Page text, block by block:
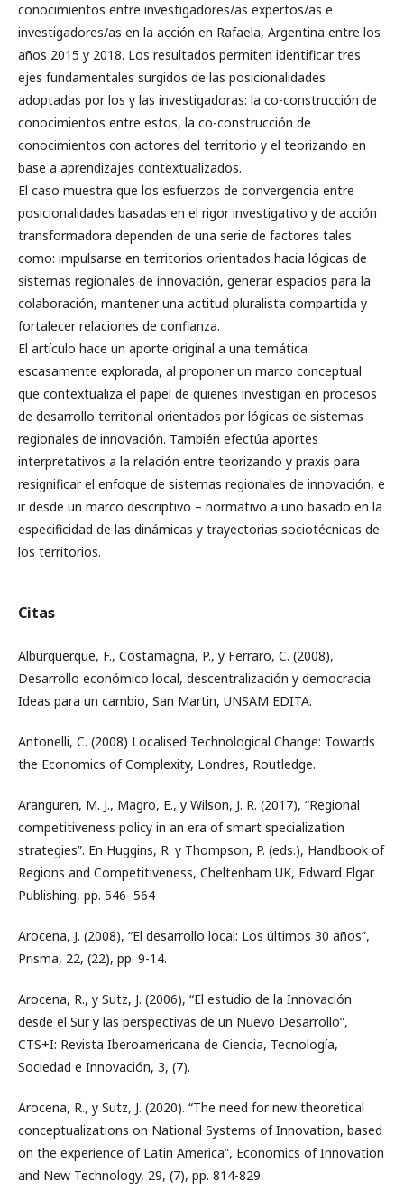
conocimientos entre investigadores/as expertos/as e
investigadores/as en la acción en Rafaela, Argentina entre los
años 2015 y 2018. Los resultados permiten identificar tres
ejes fundamentales surgidos de las posicionalidades
adoptadas por los y las investigadoras: la co-construcción de
conocimientos entre estos, la co-construcción de
conocimientos con actores del territorio y el teorizando en
base a aprendizajes contextualizados.
El caso muestra que los esfuerzos de convergencia entre
posicionalidades basadas en el rigor investigativo y de acción
transformadora dependen de una serie de factores tales
como: impulsarse en territorios orientados hacia lógicas de
sistemas regionales de innovación, generar espacios para la
colaboración, mantener una actitud pluralista compartida y
fortalecer relaciones de confianza.
El artículo hace un aporte original a una temática
escasamente explorada, al proponer un marco conceptual
que contextualiza el papel de quienes investigan en procesos
de desarrollo territorial orientados por lógicas de sistemas
regionales de innovación. También efectúa aportes
interpretativos a la relación entre teorizando y praxis para
resignificar el enfoque de sistemas regionales de innovación, e
ir desde un marco descriptivo – normativo a uno basado en la
especificidad de las dinámicas y trayectorias sociotécnicas de
los territorios.
Citas
Alburquerque, F., Costamagna, P., y Ferraro, C. (2008),
Desarrollo económico local, descentralización y democracia.
Ideas para un cambio, San Martin, UNSAM EDITA.
Antonelli, C. (2008) Localised Technological Change: Towards
the Economics of Complexity, Londres, Routledge.
Aranguren, M. J., Magro, E., y Wilson, J. R. (2017), “Regional
competitiveness policy in an era of smart specialization
strategies”. En Huggins, R. y Thompson, P. (eds.), Handbook of
Regions and Competitiveness, Cheltenham UK, Edward Elgar
Publishing, pp. 546–564
Arocena, J. (2008), “El desarrollo local: Los últimos 30 años”,
Prisma, 22, (22), pp. 9-14.
Arocena, R., y Sutz, J. (2006), “El estudio de la Innovación
desde el Sur y las perspectivas de un Nuevo Desarrollo”,
CTS+I: Revista Iberoamericana de Ciencia, Tecnología,
Sociedad e Innovación, 3, (7).
Arocena, R., y Sutz, J. (2020). “The need for new theoretical
conceptualizations on National Systems of Innovation, based
on the experience of Latin America”, Economics of Innovation
and New Technology, 29, (7), pp. 814-829.